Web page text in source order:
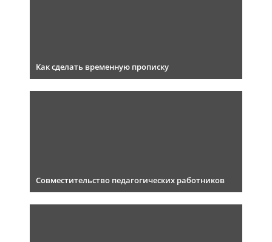
Как сделать временную прописку
Совместительство педагогических работников